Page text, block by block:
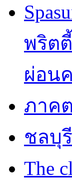
พริต
ผ่อน
ภาค
ชลบุรี
The